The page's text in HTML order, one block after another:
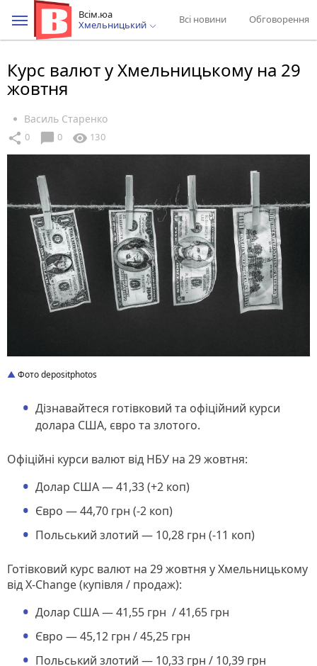
Всім.юа
Хмельницький
Всі новини Обговорення
Курс валют у Хмельницькому на 29
жовтня
Василь Старенко
share 0 chat_bubble 0 visibility 130
Фото depositphotos
Дізнавайтеся готівковий та офіційний курси
долара США, євро та злотого.
Офіційні курси валют від НБУ на 29 жовтня:
Долар США — 41,33 (+2 коп)
Євро — 44,70 грн (-2 коп)
Польський злотий — 10,28 грн (-11 коп)
Готівковий курс валют на 29 жовтня у Хмельницькому
від X-Change (купівля / продаж):
Долар США — 41,55 грн / 41,65 грн
Євро — 45,12 грн / 45,25 грн
Польський злотий — 10,33 грн / 10,39 грн